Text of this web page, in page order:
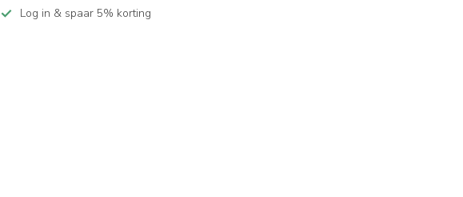
Log in & spaar 5% korting